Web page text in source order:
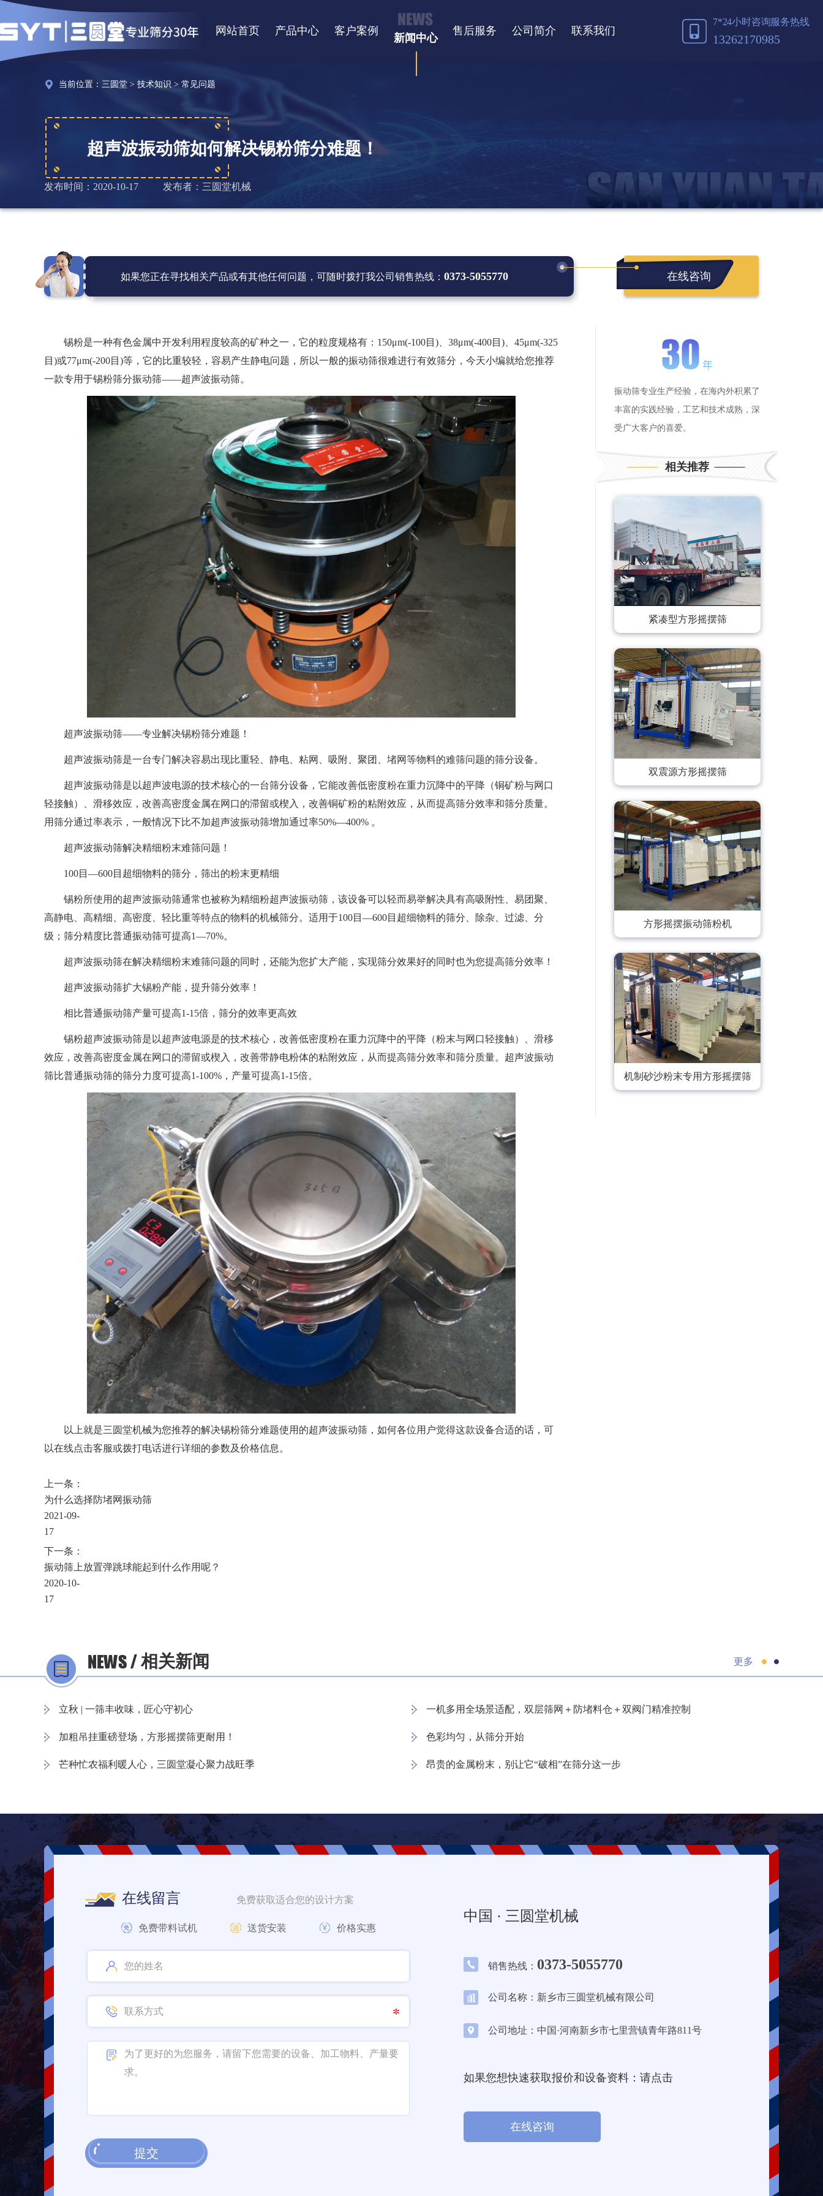
网站首页 产品中心 客户案例
新闻中心
售后服务 公司简介 联系我们
7*24小时咨询服务热线
13262170985
当前位置： 三圆堂 > 技术知识 > 常见问题
超声波振动筛如何解决锡粉筛分难题！
发布时间：2020-10-17 发布者：三圆堂机械
如果您正在寻找相关产品或有其他任何问题，可随时拨打我公司销售热线： 0373-5055770 在线咨询
锡粉是一种有色金属中开发利用程度较高的矿种之一，它的粒度规格有：150μm(-100目)、38μm(-400目)、45μm(-325
目)或77μm(-200目)等，它的比重较轻，容易产生静电问题，所以一般的振动筛很难进行有效筛分，今天小编就给您推荐
一款专用于锡粉筛分振动筛——超声波振动筛。
超声波振动筛——专业解决锡粉筛分难题！
超声波振动筛是一台专门解决容易出现比重轻、静电、粘网、吸附、聚团、堵网等物料的难筛问题的筛分设备。
超声波振动筛是以超声波电源的技术核心的一台筛分设备，它能改善低密度粉在重力沉降中的平降（铜矿粉与网口
轻接触）、滑移效应，改善高密度金属在网口的滞留或楔入，改善铜矿粉的粘附效应，从而提高筛分效率和筛分质量。
用筛分通过率表示，一般情况下比不加超声波振动筛增加通过率50%—400% 。
超声波振动筛解决精细粉末难筛问题！
100目—600目超细物料的筛分，筛出的粉末更精细
锡粉所使用的超声波振动筛通常也被称为精细粉超声波振动筛，该设备可以轻而易举解决具有高吸附性、易团聚、
高静电、高精细、高密度、轻比重等特点的物料的机械筛分。适用于100目—600目超细物料的筛分、除杂、过滤、分
级；筛分精度比普通振动筛可提高1—70%。
超声波振动筛在解决精细粉末难筛问题的同时，还能为您扩大产能，实现筛分效果好的同时也为您提高筛分效率！
超声波振动筛扩大锡粉产能，提升筛分效率！
相比普通振动筛产量可提高1-15倍，筛分的效率更高效
锡粉超声波振动筛是以超声波电源是的技术核心，改善低密度粉在重力沉降中的平降（粉末与网口轻接触）、滑移
效应，改善高密度金属在网口的滞留或楔入，改善带静电粉体的粘附效应，从而提高筛分效率和筛分质量。超声波振动
筛比普通振动筛的筛分力度可提高1-100%，产量可提高1-15倍。
以上就是三圆堂机械为您推荐的解决锡粉筛分难题使用的超声波振动筛，如何各位用户觉得这款设备合适的话，可
以在线点击客服或拨打电话进行详细的参数及价格信息。
上一条：
为什么选择防堵网振动筛
2021-09-
17
下一条：
振动筛上放置弹跳球能起到什么作用呢？
2020-10-
17
振动筛专业生产经验，在海内外积累了
丰富的实践经验，工艺和技术成熟，深
受广大客户的喜爱。
相关推荐
紧凑型方形摇摆筛
双震源方形摇摆筛
方形摇摆振动筛粉机
机制砂沙粉末专用方形摇摆筛
相关新闻 更多
立秋 | 一筛丰收味，匠心守初心 一机多用全场景适配，双层筛网＋防堵料仓＋双阀门精准控制
加粗吊挂重磅登场，方形摇摆筛更耐用！ 色彩均匀，从筛分开始
芒种忙农福利暖人心，三圆堂凝心聚力战旺季 昂贵的金属粉末，别让它“破相”在筛分这一步
在线留言 免费获取适合您的设计方案
免费带料试机 送货安装 价格实惠
中国 · 三圆堂机械
销售热线： 0373-5055770
公司名称：新乡市三圆堂机械有限公司
公司地址：中国·河南新乡市七里营镇青年路811号
如果您想快速获取报价和设备资料：请点击
在线咨询